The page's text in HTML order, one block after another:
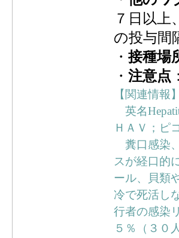
７日以上
の投与間
・接種場
・ 注意点
【関連情報】
英名
ＨＡＶ；ピ
糞口感染
スが経口的
ール、貝類
冷で死活し
行者の感染
５％（３０